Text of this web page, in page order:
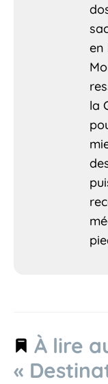
en
la
À lire
«